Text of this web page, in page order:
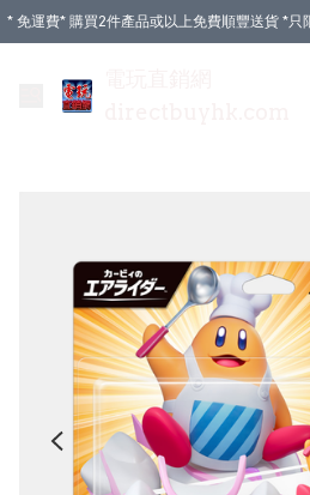
* 免運費* 購買2件產品或以上免費順豐送貨 *只